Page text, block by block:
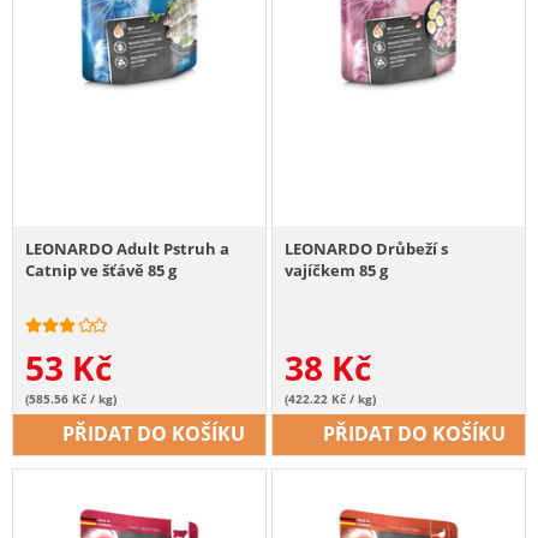
LEONARDO Adult Pstruh a
Catnip ve šťávě 85 g
53 Kč
(585.56 Kč / kg)
PŘIDAT DO KOŠÍKU
LEONARDO Drůbeží s
vajíčkem 85 g
38 Kč
(422.22 Kč / kg)
PŘIDAT DO KOŠÍKU